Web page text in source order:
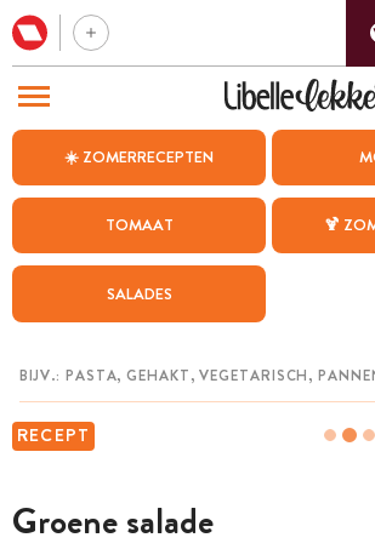
☀️ ZOMERRECEPTEN
TOMAAT 🍹
SALADES
RECEPT
Groene salade
BEZOEK ONZE ANDERE WEBSITES
WEEKMENU
CHAT MET MAIA
MIJN BEWAARDE RECEPTEN